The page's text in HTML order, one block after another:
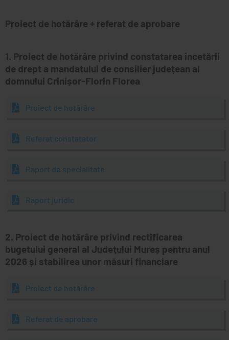
MONITORUL OFICIAL LOCAL
Proiect de hotărâre + referat de aprobare
1. Proiect de hotărâre privind constatarea încetării
de drept a mandatului de consilier județean al
domnului Crinișor-Florin Florea
Proiect de hotărâre
Referat constatator
Raport de specialitate
Raport juridic
2. Proiect de hotărâre privind rectificarea
bugetului general al Județului Mureș pentru anul
2026 și stabilirea unor măsuri financiare
Proiect de hotărâre
Referat de aprobare